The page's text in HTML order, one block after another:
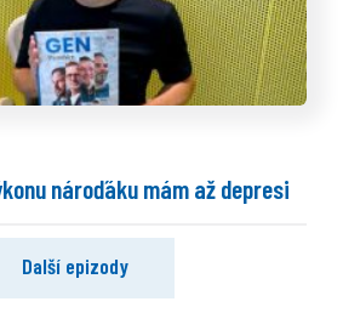
nároďáku mám až depresi
Další epizody